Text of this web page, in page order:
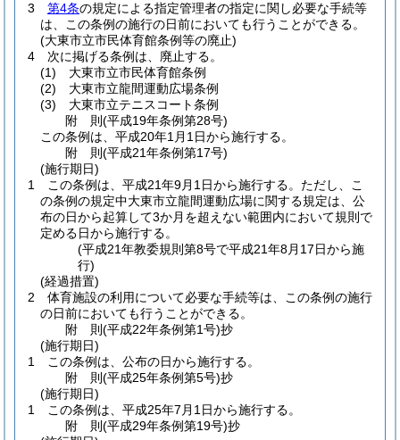
3
第4条の規定による指定管理者の指定に関し必要な手続等
は、この条例の施行の日前においても行うことができる。
(大東市立市民体育館条例等の廃止)
4
次に掲げる条例は、廃止する。
(1)
大東市立市民体育館条例
(2)
大東市立龍間運動広場条例
(3)
大東市立テニスコート条例
附 則(平成19年条例第28号)
この条例は、平成20年1月1日から施行する。
附 則(平成21年条例第17号)
(施行期日)
1
この条例は、平成21年9月1日から施行する。 ただし、こ
の条例の規定中大東市立龍間運動広場に関する規定は、公
布の日から起算して3か月を超えない範囲内において規則で
定める日から施行する。
(平成21年教委規則第8号で平成21年8月17日から施
行)
(経過措置)
2
体育施設の利用について必要な手続等は、この条例の施行
の日前においても行うことができる。
附 則(平成22年条例第1号)抄
(施行期日)
1
この条例は、公布の日から施行する。
附 則(平成25年条例第5号)抄
(施行期日)
1
この条例は、平成25年7月1日から施行する。
附 則(平成29年条例第19号)抄